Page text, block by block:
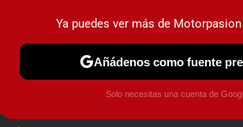
PRUEBAS COCHES ELÉCTRICOS
Ya puedes ver más de
Añádenos como fuente
Solo necesitas una cuenta de